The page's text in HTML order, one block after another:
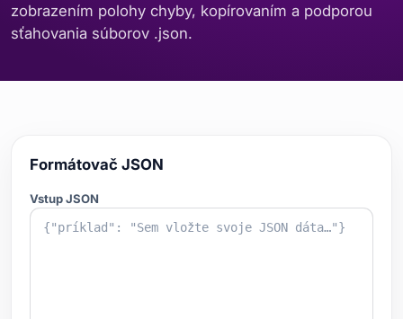
zobrazením polohy chyby, kopírovaním a podporou
sťahovania súborov .json.
Formátovač JSON
Vstup JSON